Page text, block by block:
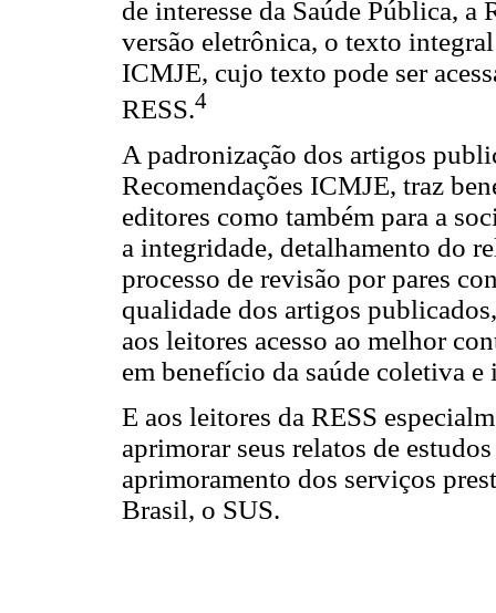
de interesse da Saúde Pública, a
versão eletrônica, o texto
ICMJE, cujo texto pode ser
RESS.4
A padronização dos artigos
Recomendações ICMJE, traz
editores como também para a
a integridade, detalhamento do
processo de revisão por pares
qualidade dos artigos
aos leitores acesso ao melhor
em benefício da saúde coletiva
E aos leitores da RESS
aprimorar seus relatos de
aprimoramento dos serviços
Brasil, o SUS.